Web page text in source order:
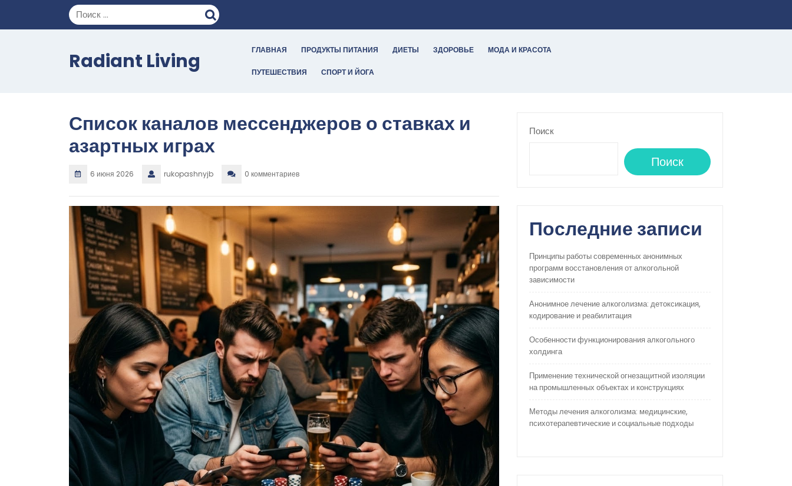
содержимому
Radiant Living ГЛАВНАЯ ПРОДУКТЫ ПИТАНИЯ ДИЕТЫ ЗДОРОВЬЕ МОДА И КРАСОТА
ПУТЕШЕСТВИЯ СПОРТ И ЙОГА
Список каналов мессенджеров о ставках и
азартных играх
6 июня 2026 rukopashnyjb 0 комментариев
Поиск
Поиск
Последние записи
Принципы работы современных анонимных
программ восстановления от алкогольной
зависимости
Анонимное лечение алкоголизма: детоксикация,
кодирование и реабилитация
Особенности функционирования алкогольного
холдинга
Применение технической огнезащитной изоляции
на промышленных объектах и конструкциях
Методы лечения алкоголизма: медицинские,
психотерапевтические и социальные подходы